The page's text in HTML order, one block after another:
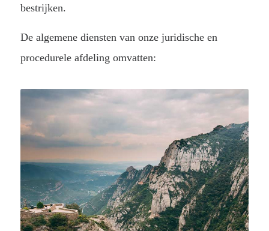
bestrijken.
De algemene diensten van onze juridische en
procedurele afdeling omvatten: